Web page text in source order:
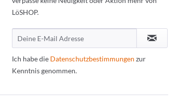
LöSHOP.
Ich habe die Datenschutzbestimmungen zur
Kenntnis genommen.